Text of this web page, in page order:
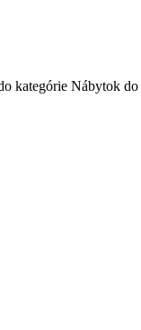
Nábytok